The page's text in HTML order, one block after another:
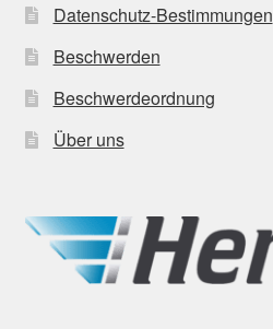
Datenschutz-Bestimmungen
Beschwerden
Beschwerdeordnung
Über uns